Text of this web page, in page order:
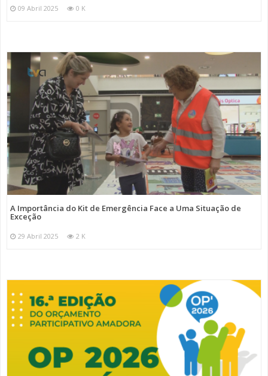
09 Abril 2025 0 K
A Importância do Kit de Emergência Face a Uma Situação de
Exceção
29 Abril 2025 2 K